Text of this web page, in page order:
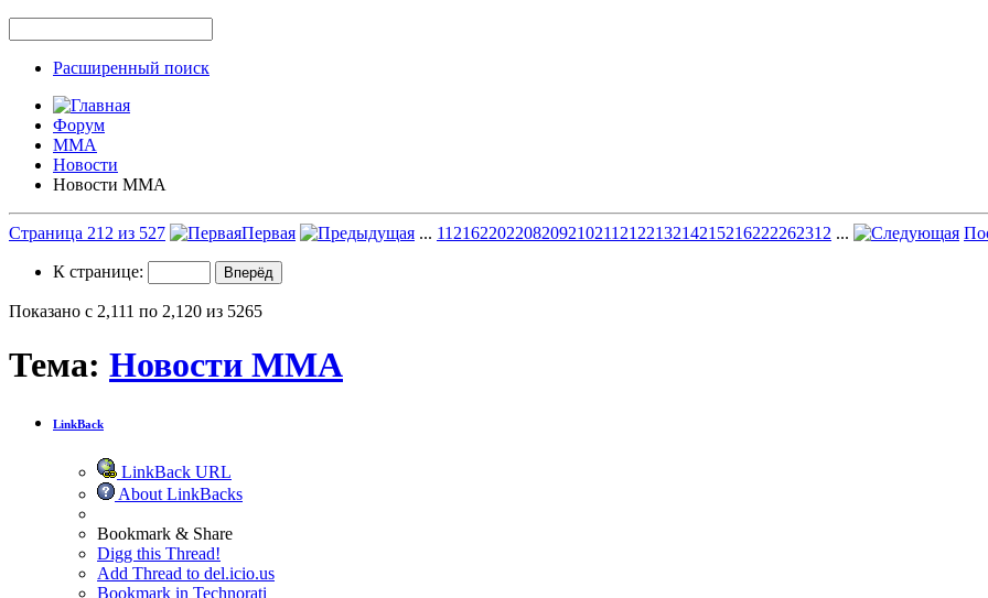
Расширенный поиск
Форум
ММА
Новости
Новости ММА
Страница 212 из 527 Первая ... 112162202208209210211 212213214215216222262312 ...
К странице:
Показано с 2,111 по 2,120 из 5265
Тема: Новости ММА
LinkBack
LinkBack URL
About LinkBacks
Bookmark & Share
Digg this Thread!
Add Thread to del.icio.us
Bookmark in Technorati